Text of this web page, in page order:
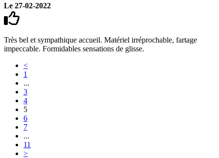
Le 27-02-2022
Très bel et sympathique accueil. Matériel irréprochable, fartage
impeccable. Formidables sensations de glisse.
<
1
...
3
4
5
6
7
...
11
>